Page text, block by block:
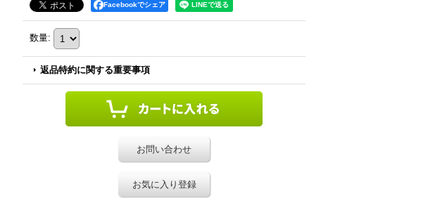
Facebookでシェア
数量:
返品特約に関する重要事項
お問い合わせ
お気に入り登録